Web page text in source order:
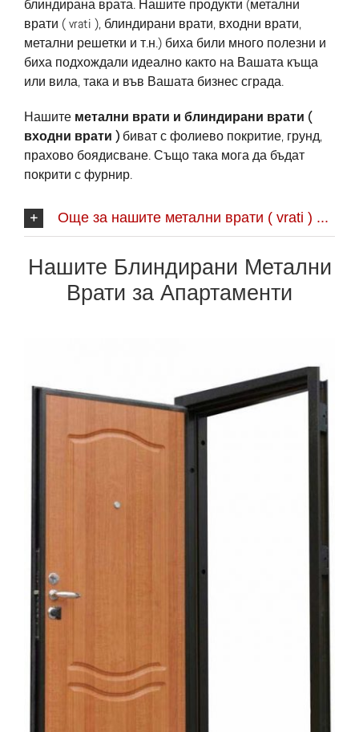
блиндирана врата. Нашите продукти (метални
врати ( vrati ), блиндирани врати, входни врати,
метални решетки и т.н.) биха били много полезни и
биха подхождали идеално както на Вашата къща
или вила, така и във Вашата бизнес сграда.
Нашите метални врати и блиндирани врати (
входни врати ) биват с фолиево покритие, грунд,
прахово боядисване. Също така мога да бъдат
покрити с фурнир.
Още за нашите метални врати ( vrati ) ...
Нашите Блиндирани Метални
Врати за Апартаменти